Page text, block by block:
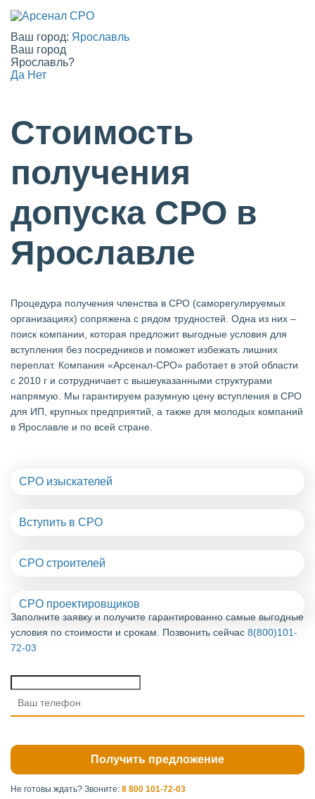
Ваш город: Ярославль
Ваш город
Ярославль?
Да Нет
Стоимость
получения
допуска СРО в
Ярославле
Процедура получения членства в СРО (саморегулируемых
организациях) сопряжена с рядом трудностей. Одна из них –
поиск компании, которая предложит выгодные условия для
вступления без посредников и поможет избежать лишних
переплат. Компания «Арсенал-СРО» работает в этой области
с 2010 г и сотрудничает с вышеуказанными структурами
напрямую. Мы гарантируем разумную цену вступления в СРО
для ИП, крупных предприятий, а также для молодых компаний
в Ярославле и по всей стране.
СРО изыскателей
Вступить в СРО
СРО строителей
СРО проектировщиков
Заполните заявку и получите гарантированно самые выгодные
условия по стоимости и срокам. Позвонить сейчас 8(800)101-
72-03
Не готовы ждать? Звоните: 8 800 101-72-03